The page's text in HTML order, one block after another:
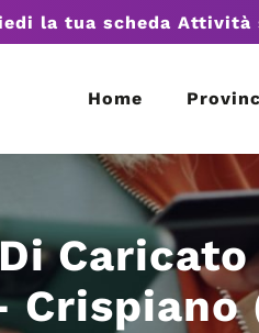
la tua scheda
Home